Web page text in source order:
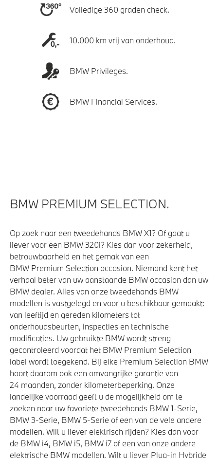
Volledige 360 graden check.
10.000 km vrij van onderhoud.
BMW Privileges.
BMW Financial Services.
BMW PREMIUM SELECTION.
Op zoek naar een tweedehands BMW X1? Of gaat u
liever voor een BMW 320i? Kies dan voor zekerheid,
betrouwbaarheid en het gemak van een
BMW Premium Selection occasion. Niemand kent het
verhaal beter van uw aanstaande BMW occasion dan uw
BMW dealer. Alles van onze tweedehands BMW
modellen is vastgelegd en voor u beschikbaar gemaakt:
van leeftijd en gereden kilometers tot
onderhoudsbeurten, inspecties en technische
modificaties. Uw gebruikte BMW wordt streng
gecontroleerd voordat het BMW Premium Selection
label wordt toegekend. Bij elke Premium Selection BMW
hoort daarom ook een omvangrijke garantie van
24 maanden, zonder kilometerbeperking. Onze
landelijke voorraad geeft u de mogelijkheid om te
zoeken naar uw favoriete tweedehands BMW 1-Serie,
BMW 3-Serie, BMW 5-Serie of een van de vele andere
modellen. Wilt u liever elektrisch rijden? Kies dan voor
de BMW i4, BMW i5, BMW i7 of een van onze andere
elektrische BMW modellen. Wilt u liever Plug-in Hybride